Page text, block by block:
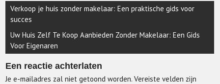
Berichtnavigatie
Verkoop je huis zonder makelaar: Een praktische gids voor
succes
Uw Huis Zelf Te Koop Aanbieden Zonder Makelaar: Een Gids
Voor Eigenaren
Een reactie achterlaten
Je e-mailadres zal niet getoond worden. Vereiste velden zijn